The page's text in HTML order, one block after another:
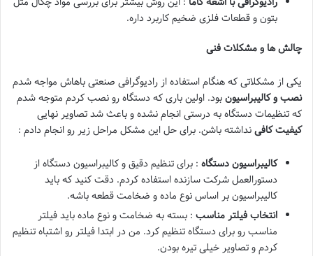
بتون و قطعات فلزی ضخیم کاربرد داره.
چالش ها و مشکلات فنی
یکی از مشکلاتی که هنگام استفاده از رادیوگرافی صنعتی باهاش مواجه شدم
نصب و کالیبراسیونبود. اولین باری که دستگاه رو نصب کردم متوجه شدم
که تنظیمات دستگاه به درستی انجام نشده و باعث شد تصاویر نهایی
کیفیت کافینداشته باشن. برای حل این مشکل مراحل زیر رو انجام دادم :
کالیبراسیون دستگاه : برای تنظیم دقیق و کالیبراسیون دستگاه از
دستورالعمل شرکت سازنده استفاده کردم. دقت کنید که باید
کالیبراسیون بر اساس نوع ماده و ضخامت قطعه باشه.
انتخاب فیلتر مناسب : بسته به ضخامت و نوع ماده باید فیلتر
مناسب رو برای دستگاه تنظیم کرد. من در ابتدا فیلتر رو اشتباه تنظیم
کردم و تصاویر خیلی تیره بودن.